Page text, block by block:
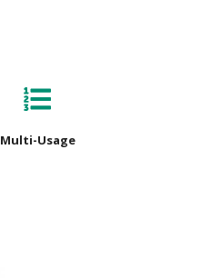
Multi-Usage